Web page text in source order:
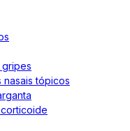
gripes
nasais tópicos